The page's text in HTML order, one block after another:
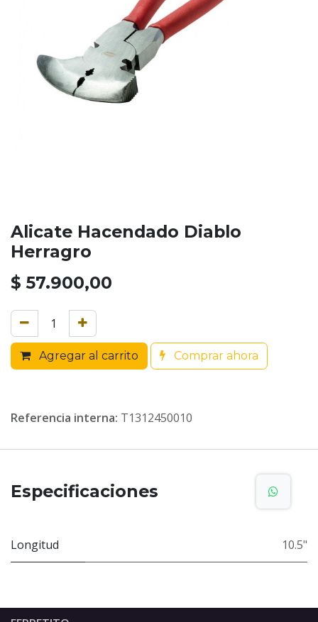
Alicate Hacendado Diablo
Herragro
$ 57.900,00
Agregar al carrito Comprar ahora
Referencia interna: T1312450010
Especificaciones
Longitud 10.5"